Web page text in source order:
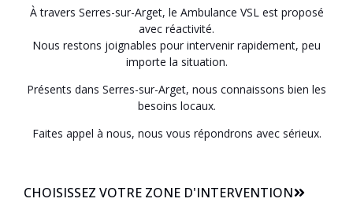
À travers Serres-sur-Arget, le Ambulance VSL est proposé
avec réactivité.
Nous restons joignables pour intervenir rapidement, peu
importe la situation.
Présents dans Serres-sur-Arget, nous connaissons bien les
besoins locaux.
Faites appel à nous, nous vous répondrons avec sérieux.
CHOISISSEZ VOTRE ZONE D'INTERVENTION